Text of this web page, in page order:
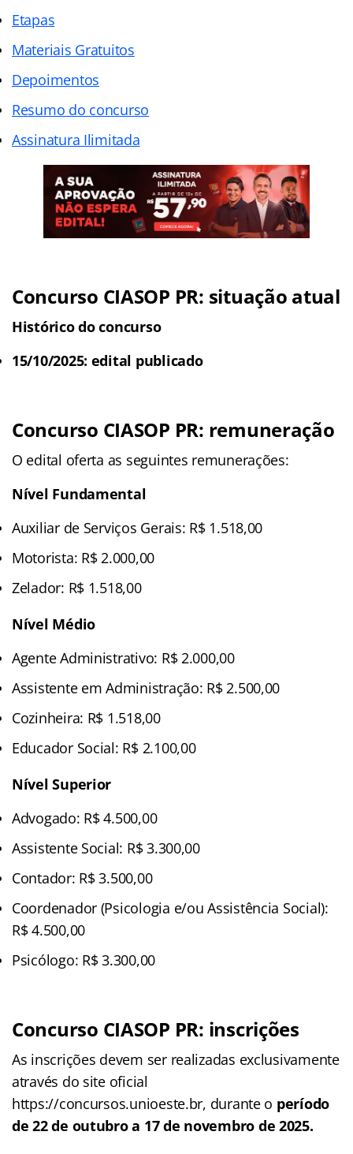
Etapas
Materiais Gratuitos
Depoimentos
Resumo do concurso
Assinatura Ilimitada
Concurso CIASOP PR: situação atual
Histórico do concurso
15/10/2025: edital publicado
Concurso CIASOP PR: remuneração
O edital oferta as seguintes remunerações:
Nível Fundamental
Auxiliar de Serviços Gerais: R$ 1.518,00
Motorista: R$ 2.000,00
Zelador: R$ 1.518,00
Nível Médio
Agente Administrativo: R$ 2.000,00
Assistente em Administração: R$ 2.500,00
Cozinheira: R$ 1.518,00
Educador Social: R$ 2.100,00
Nível Superior
Advogado: R$ 4.500,00
Assistente Social: R$ 3.300,00
Contador: R$ 3.500,00
Coordenador (Psicologia e/ou Assistência Social):
R$ 4.500,00
Psicólogo: R$ 3.300,00
Concurso CIASOP PR: inscrições
As inscrições devem ser realizadas exclusivamente
através do site oficial
https://concursos.unioeste.br, durante o período
de 22 de outubro a 17 de novembro de 2025.